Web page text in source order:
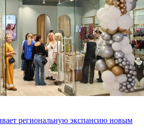
региональную экспансию новым